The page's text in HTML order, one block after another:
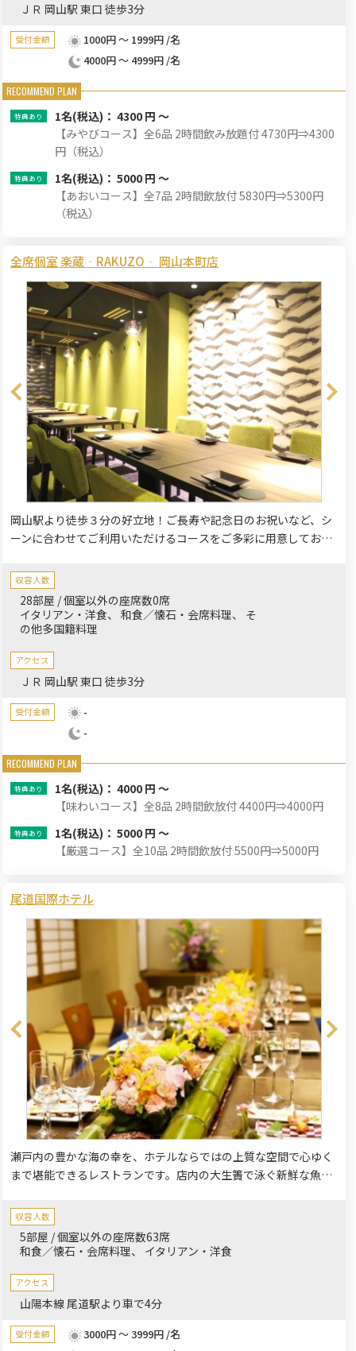
ＪＲ 岡山駅 東口 徒歩3分
受付金額
1000円 ～ 1999円 /名
4000円 ～ 4999円 /名
1名(税込)： 4300 円 ～
【みやびコース】全6品 2時間飲み放題付 4730円⇒4300
円（税込）
1名(税込)： 5000 円 ～
【あおいコース】全7品 2時間飲放付 5830円⇒5300円
（税込）
全席個室 楽蔵‐RAKUZO‐ 岡山本町店
岡山駅より徒歩３分の好立地！ご長寿や記念日のお祝いなど、シ
ーンに合わせてご利用いただけるコースをご多彩に用意しており
ち着いたプライベートな個室空間で周りを気にすることなくごゆ
るりとお過ごしください。
収容人数
28部屋 / 個室以外の座席数0席
イタリアン・洋食
和食／懐石・会席料理
そ
の他多国籍料理
アクセス
ＪＲ 岡山駅 東口 徒歩3分
受付金額
-
-
1名(税込)： 4000 円 ～
【味わいコース】全8品 2時間飲放付 4400円⇒4000円
1名(税込)： 5000 円 ～
【厳選コース】全10品 2時間飲放付 5500円⇒5000円
尾道国際ホテル
瀬戸内の豊かな海の幸を、ホテルならではの上質な空間で心ゆく
まで堪能できるレストランです。店内の大生簀で泳ぐ新鮮な魚を
供しています。お見合いや結納、顔合わせといった人生の節目か
ら、法要、接待といった大切な会食まで、プライバシーが守られ
た個室でゆったりと過ごせるのが魅力です。和室だけでなく、足
代が集まる家族旅行や親睦会にも安心して利用できます。
収容人数
5部屋 / 個室以外の座席数63席
和食／懐石・会席料理
イタリアン・洋食
アクセス
山陽本線 尾道駅より車で4分
受付金額
3000円 ～ 3999円 /名